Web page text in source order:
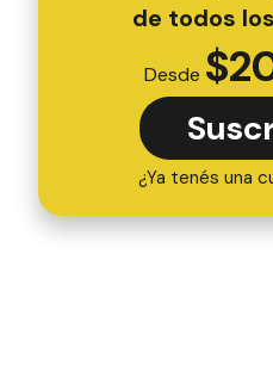
de todos
Desde $
¿Ya tenés una